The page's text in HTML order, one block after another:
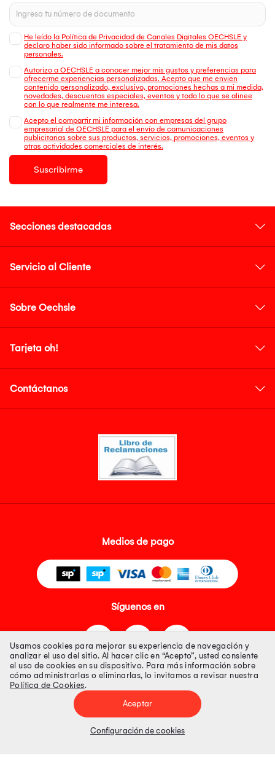
He leído la Política de Privacidad de Canales Digitales OECHSLE y
declaro haber sido informado sobre el tratamiento de mis datos
personales.
Autorizo a OECHSLE a conocer mejor mis gustos y preferencias para
ofrecerme experiencias personalizadas. Acepto que me envien
contenido personalizado, exclusivo, promociones hechas a mi medida,
novedades, descuentos especiales, eventos y todo lo que se alinee
con lo que realmente me interesa.
Acepto el compartir mi información con empresas del grupo
empresarial de OECHSLE para el envío de comunicaciones
publicitarias sobre sus productos, servicios, promociones, eventos y
otras actividades comerciales de interés.
Suscribirme
Secciones destacadas
Servicio al Cliente
Sobre Oechsle
Tarjeta oh!
Contáctanos
Medios de pago
Síguenos en
Tienda 100% Segura
Tiendas Peruanas S.A. R.U.C. Nº 20493020618. Todos los derechos
Precios disponibles solo en www.oechsle.pe. Precios online publicados
Usamos cookies para mejorar su experiencia de navegación y
analizar el uso del sitio. Al hacer clic en “Acepto”, usted consiente
el uso de cookies en su dispositivo. Para más información sobre
cómo administrarlas o eliminarlas, lo invitamos a revisar nuestra
Política de Cookies.
Aceptar
Configuración de cookies